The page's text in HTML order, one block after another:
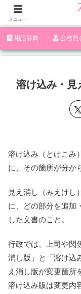
‪︎‬‪︎︎︎︎︎用語辞典 公務員
溶け込み・見
溶け込み（とけこみ
に、その箇所が分か
見え消し（みえけし
に、どの部分を追加
した文書のこと。
行政では、上司や関
消し版」と「溶け込
え消し版が変更箇所
溶け込み版は変更内
メニュー